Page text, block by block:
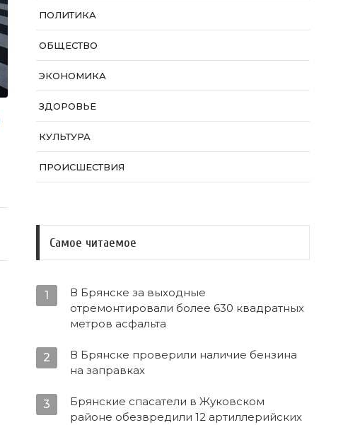
ПОЛИТИКА
ОБЩЕСТВО
ЭКОНОМИКА
ЗДОРОВЬЕ
КУЛЬТУРА
ПРОИСШЕСТВИЯ
Самое читаемое
1
В Брянске за выходные
отремонтировали более 630 квадратных
метров асфальта
2
В Брянске проверили наличие бензина
на заправках
3
Брянские спасатели в Жуковском
районе обезвредили 12 артиллерийских